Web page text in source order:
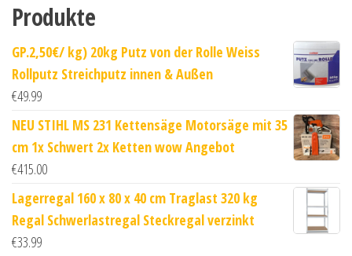
Produkte
GP.2,50€/ kg) 20kg Putz von der Rolle Weiss
Rollputz Streichputz innen & Außen
€49.99
NEU STIHL MS 231 Kettensäge Motorsäge mit 35
cm 1x Schwert 2x Ketten wow Angebot
€415.00
Lagerregal 160 x 80 x 40 cm Traglast 320 kg
Regal Schwerlastregal Steckregal verzinkt
€33.99